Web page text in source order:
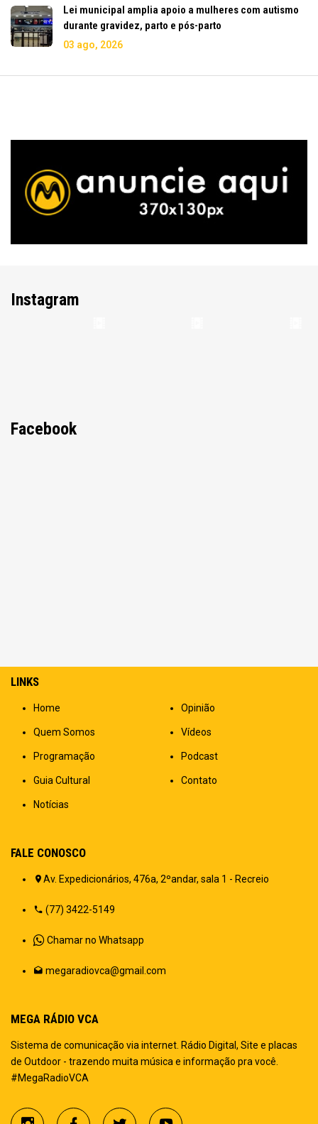
Lei municipal amplia apoio a mulheres com autismo
durante gravidez, parto e pós-parto
03 ago, 2026
Instagram
Facebook
LINKS
Home
Quem Somos
Programação
Guia Cultural
Notícias
Opinião
Vídeos
Podcast
Contato
FALE CONOSCO
Av. Expedicionários, 476a, 2ºandar, sala 1 - Recreio
(77) 3422-5149
Chamar no Whatsapp
megaradiovca@gmail.com
MEGA RÁDIO VCA
Sistema de comunicação via internet. Rádio Digital, Site e placas
de Outdoor - trazendo muita música e informação pra você.
#MegaRadioVCA